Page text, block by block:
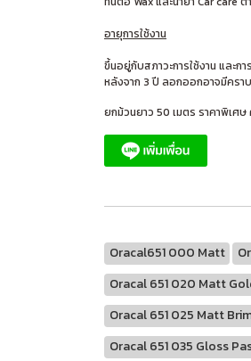
อายุการใช้งาน
ขึ้นอยู่กับสภาวะการใช้งาน และ
หลังจาก 3 ปี ลอกออกอาจมีครา
ยกม้วนยาว 50 เมตร ราคาพิเศษ
Oracal651 000 Matt
Oracal 651 020 Matt
Oracal 651 025 Matt
Oracal 651 035 Gloss